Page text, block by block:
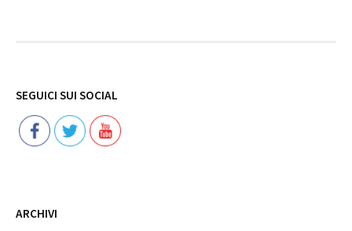
SEGUICI SUI SOCIAL
ARCHIVI